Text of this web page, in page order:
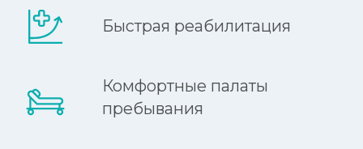
Политика конфиденциальности